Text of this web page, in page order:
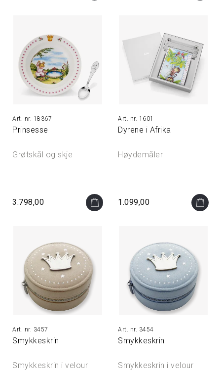
18367
Prinsesse
Grøtskål og skje
3.798,00
1601
Dyrene i Afrika
Høydemåler
1.099,00
3457
Smykkeskrin
Smykkeskrin i velour
3454
Smykkeskrin
Smykkeskrin i velour